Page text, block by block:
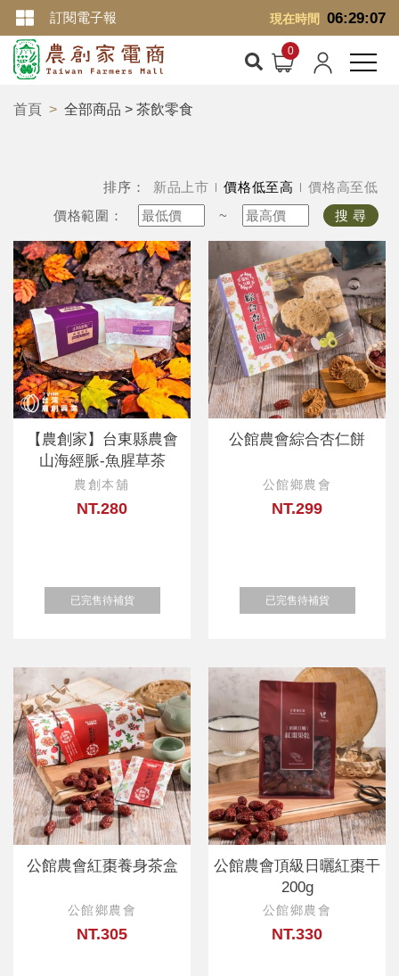
現在時間 06:29:08
訂閱電子報
首頁 全部商品 > 茶飲零食
排序： 新品上市 價格低至高
價格高至低
價格範圍：
~ 搜 尋
【農創家】台東縣農會
山海經脈-魚腥草茶
農創本舖
NT.280
已完售待補貨
公館農會綜合杏仁餅
公館鄉農會
NT.299
已完售待補貨
公館農會紅棗養身茶盒
公館鄉農會
NT.305
公館農會頂級日曬紅棗干
200g
公館鄉農會
NT.330